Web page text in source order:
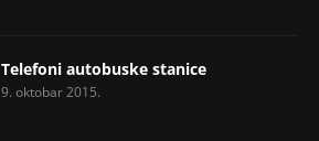
Telefoni autobuske stanice
9. oktobar 2015.